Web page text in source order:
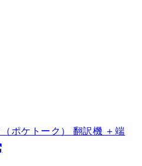
ポケトーク） 翻訳機 ＋端